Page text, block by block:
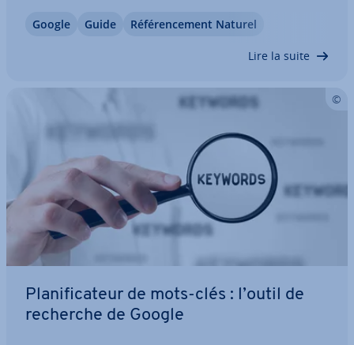
d’un simple projet Web, il est essentiel de po­si­tion­
Google Guide Ré­fé­ren­ce­ment Naturel
Lire la suite
Pla­ni­fi­ca­teur de mots-clés : l’outil de
recherche de Google